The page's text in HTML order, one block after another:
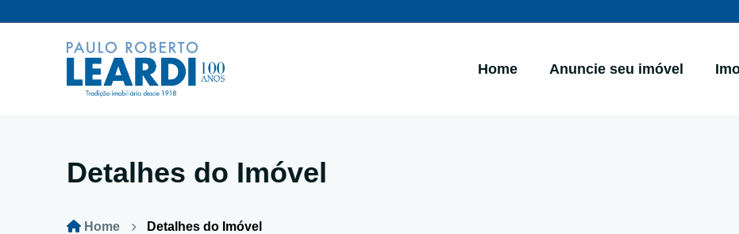
Home Anuncie seu imóvel
Detalhes do Imóvel
Home Detalhes do Imóvel